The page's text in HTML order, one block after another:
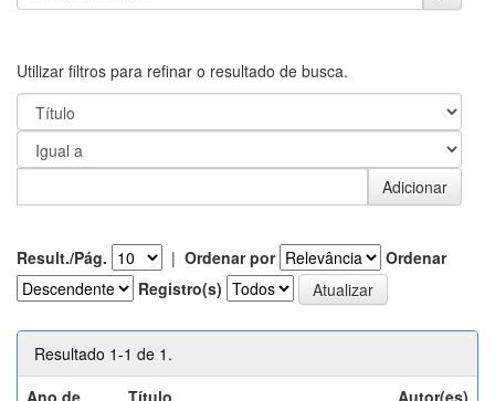
Utilizar filtros para refinar o resultado de busca.
Result./Pág. | Ordenar por
Ordenar
Registro(s)
Resultado 1-1 de 1.
Ano de
Título Autor(es)